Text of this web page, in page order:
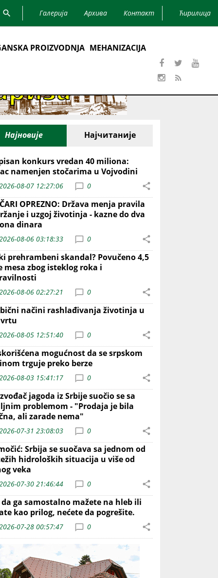
Галерија Архива Контакт Ћирилица
PROIZVODNJA MEHANIZACIJA
Најновије Најчитаније
konkurs vredan 40 miliona:
namenjen stočarima u Vojvodini
08-07 12:27:06 0
OPREZNO: Država menja pravila
i uzgoj životinja - kazne do dva
dinara
08-06 03:18:33 0
prehrambeni skandal? Povučeno 4,5
mesa zbog isteklog roka i
08-06 02:27:21 0
načini rashlađivanja životinja u
vrtu
08-05 12:51:40 0
mogućnost da se srpskom
trguje preko berze
08-03 15:41:17 0
jagoda iz Srbije suočio se sa
problemom - "Prodaja je bila
ali zarade nema"
07-31 23:08:03 0
Srbija se suočava sa jednom od
hidroloških situacija u više od
veka
07-30 21:46:44 0
ga samostalno mažete na hleb ili
kao prilog, nećete da pogrešite.
07-28 00:57:47 0